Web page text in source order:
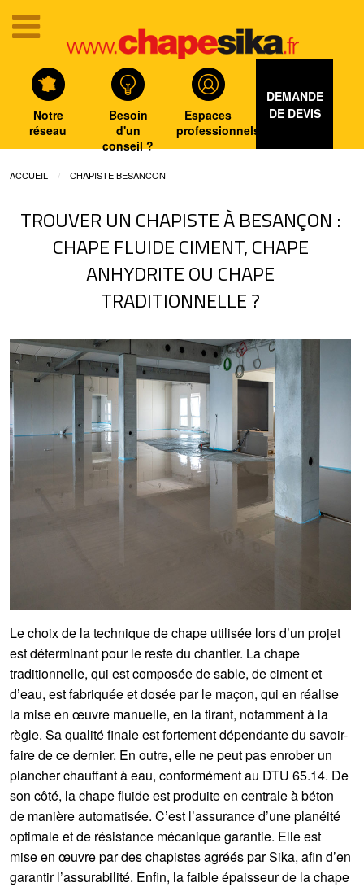
Notre
réseau
Besoin
d'un
conseil ?
Espaces
professionnels
DEMANDE
DE DEVIS
ACCUEIL CHAPISTE BESANCON
TROUVER UN CHAPISTE À BESANÇON :
CHAPE FLUIDE CIMENT, CHAPE
ANHYDRITE OU CHAPE
TRADITIONNELLE ?
Le choix de la technique de chape utilisée lors d’un projet
est déterminant pour le reste du chantier. La chape
traditionnelle, qui est composée de sable, de ciment et
d’eau, est fabriquée et dosée par le maçon, qui en réalise
la mise en œuvre manuelle, en la tirant, notamment à la
règle. Sa qualité finale est fortement dépendante du savoir-
faire de ce dernier. En outre, elle ne peut pas enrober un
plancher chauffant à eau, conformément au DTU 65.14. De
son côté, la chape fluide est produite en centrale à béton
de manière automatisée. C’est l’assurance d’une planéité
optimale et de résistance mécanique garantie. Elle est
mise en œuvre par des chapistes agréés par Sika, afin d’en
garantir l’assurabilité. Enfin, la faible épaisseur de la chape